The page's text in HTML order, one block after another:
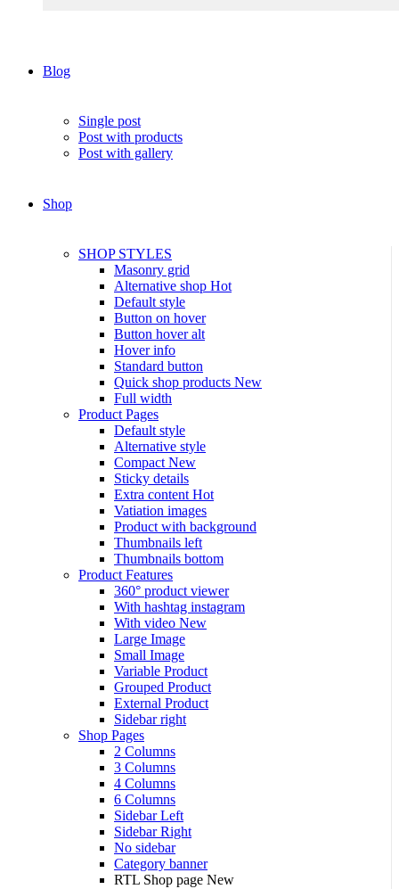
Blog
Single post
Post with products
Post with gallery
Shop
SHOP STYLES
Masonry grid
Alternative shop Hot
Default style
Button on hover
Button hover alt
Hover info
Standard button
Quick shop products New
Full width
Product Pages
Default style
Alternative style
Compact New
Sticky details
Extra content Hot
Vatiation images
Product with background
Thumbnails left
Thumbnails bottom
Product Features
360° product viewer
With hashtag instagram
With video New
Large Image
Small Image
Variable Product
Grouped Product
External Product
Sidebar right
Shop Pages
2 Columns
3 Columns
4 Columns
6 Columns
Sidebar Left
Sidebar Right
No sidebar
Category banner
RTL Shop page New